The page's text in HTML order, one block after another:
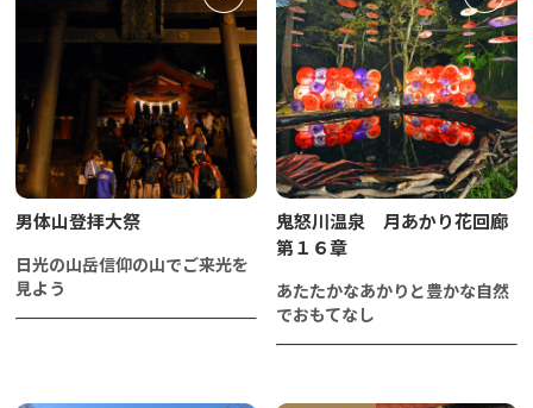
男体山登拝大祭
日光の山岳信仰の山でご来光を
見よう
鬼怒川温泉 月あかり花回廊
第１６章
あたたかなあかりと豊かな自然
でおもてなし